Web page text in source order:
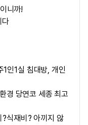
니까!
다
인1실 침대방, 개인
경 당연코 세종 최고
식재비? 아끼지 않